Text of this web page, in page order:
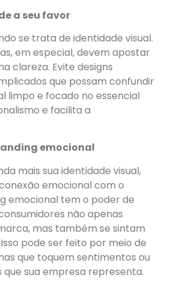
a seu favor
se trata de identidade visual.
em especial, devem apostar
clareza. Evite designs
que possam confundir
limpo e focado no essencial
e facilita a
emocional
mais sua identidade visual,
emocional com o
emocional tem o poder de
não apenas
mas também se sintam
pode ser feito por meio de
que toquem sentimentos ou
sua empresa representa.